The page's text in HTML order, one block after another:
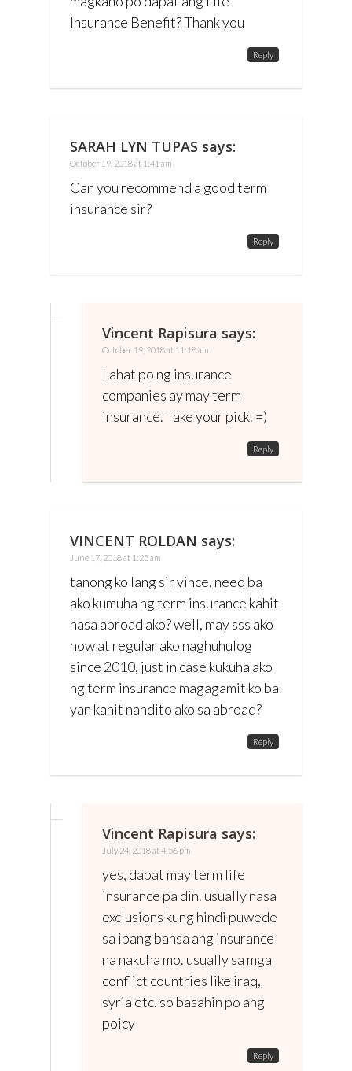
Insurance Benefit? Thank you
Reply
SARAH LYN TUPAS says:
October 19, 2018 at 1:41 am
Can you recommend a good term
insurance sir?
Reply
Vincent Rapisura says:
October 19, 2018 at 11:18 am
Lahat po ng insurance
companies ay may term
insurance. Take your pick. =)
Reply
VINCENT ROLDAN says:
June 17, 2018 at 1:25 am
tanong ko lang sir vince. need ba
ako kumuha ng term insurance kahit
nasa abroad ako? well, may sss ako
now at regular ako naghuhulog
since 2010, just in case kukuha ako
ng term insurance magagamit ko ba
yan kahit nandito ako sa abroad?
Reply
Vincent Rapisura says:
July 24, 2018 at 4:56 pm
yes, dapat may term life
insurance pa din. usually nasa
exclusions kung hindi puwede
sa ibang bansa ang insurance
na nakuha mo. usually sa mga
conflict countries like iraq,
syria etc. so basahin po ang
poicy
Reply